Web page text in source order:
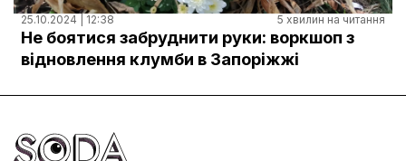
Правила використання матеріалів
Документи
25.10.2024 | 12:38 5 хвилин на читання
Не боятися забруднити руки: воркшоп з
відновлення клумби в Запоріжжі